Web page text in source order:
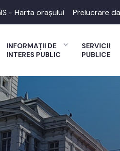
- Harta orașului Prelucrare
INFORMAȚII DE
INTERES PUBLIC
SERVICII
PUBLICE